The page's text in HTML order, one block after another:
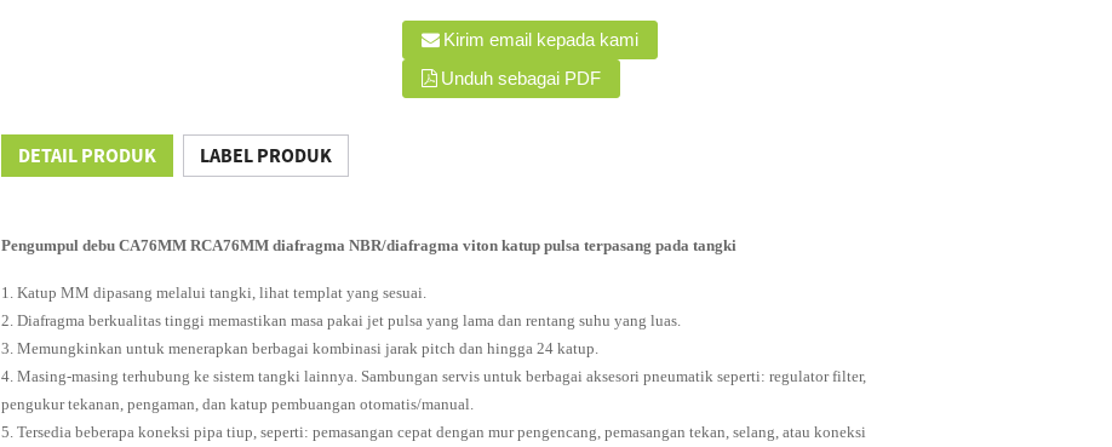
Kirim email kepada kami
Unduh sebagai PDF
DETAIL PRODUK LABEL PRODUK
Pengumpul debu CA76MM RCA76MM diafragma NBR/diafragma viton katup pulsa terpasang pada tangki
1. Katup MM dipasang melalui tangki, lihat templat yang sesuai.
2. Diafragma berkualitas tinggi memastikan masa pakai jet pulsa yang lama dan rentang suhu yang luas.
3. Memungkinkan untuk menerapkan berbagai kombinasi jarak pitch dan hingga 24 katup.
4. Masing-masing terhubung ke sistem tangki lainnya. Sambungan servis untuk berbagai aksesori pneumatik seperti: regulator filter,
pengukur tekanan, pengaman, dan katup pembuangan otomatis/manual.
5. Tersedia beberapa koneksi pipa tiup, seperti: pemasangan cepat dengan mur pengencang, pemasangan tekan, selang, atau koneksi